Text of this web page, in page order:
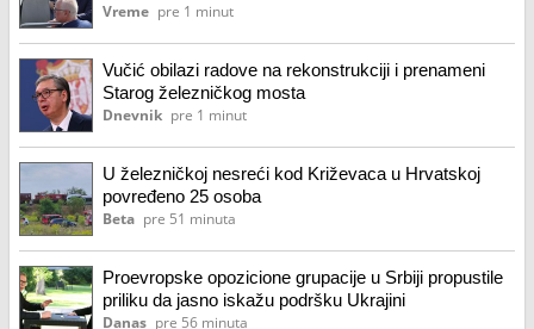
Vreme pre 1 minut
Vučić obilazi radove na rekonstrukciji i prenameni
Starog železničkog mosta
Dnevnik pre 1 minut
U železničkoj nesreći kod Križevaca u Hrvatskoj
povređeno 25 osoba
Beta pre 51 minuta
Proevropske opozicione grupacije u Srbiji propustile
priliku da jasno iskažu podršku Ukrajini
Danas pre 56 minuta